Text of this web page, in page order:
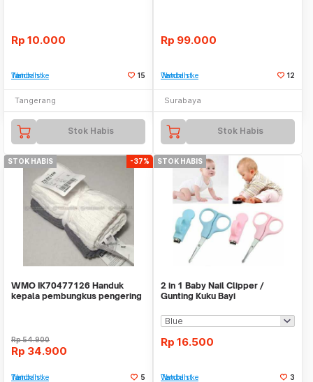
Rp 10.000
Tambah ke Watchlist 15
Tangerang
Stok Habis
Rp 99.000
Tambah ke Watchlist 12
Surabaya
Stok Habis
STOK HABIS -37%
WMO IK70477126 Handuk
kepala pembungkus pengering
Rp54.900
Rp 34.900
Tambah ke Watchlist 5
STOK HABIS
2 in 1 Baby Nail Clipper /
Gunting Kuku Bayi
Rp 16.500
Tambah ke Watchlist 3